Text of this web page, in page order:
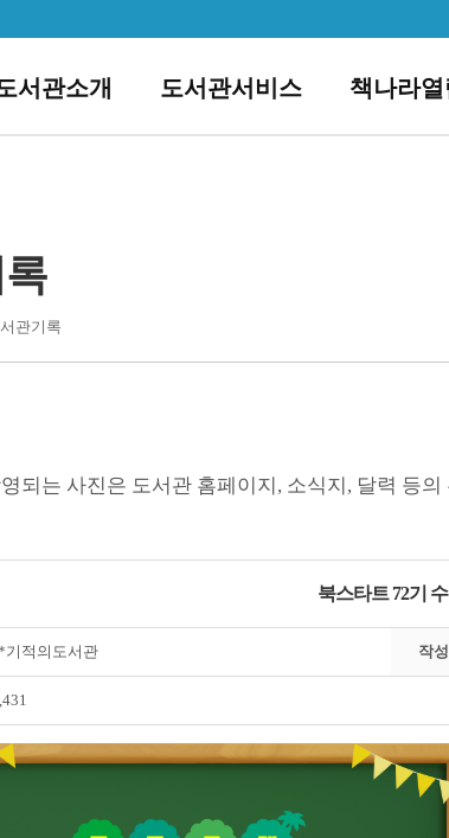
서관소개 도서관서비스 책나라열
관기록
되는 사진은 도서관 홈페이지, 소식지, 달력 등
북스타트 72기
기적의도서관 작